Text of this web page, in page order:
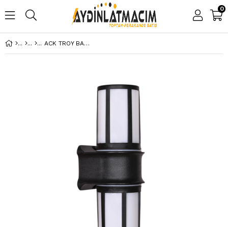
0
ACK TROY BAHÇE DUVAR APLİĞİ E27 DUY 300MM AG57-04321